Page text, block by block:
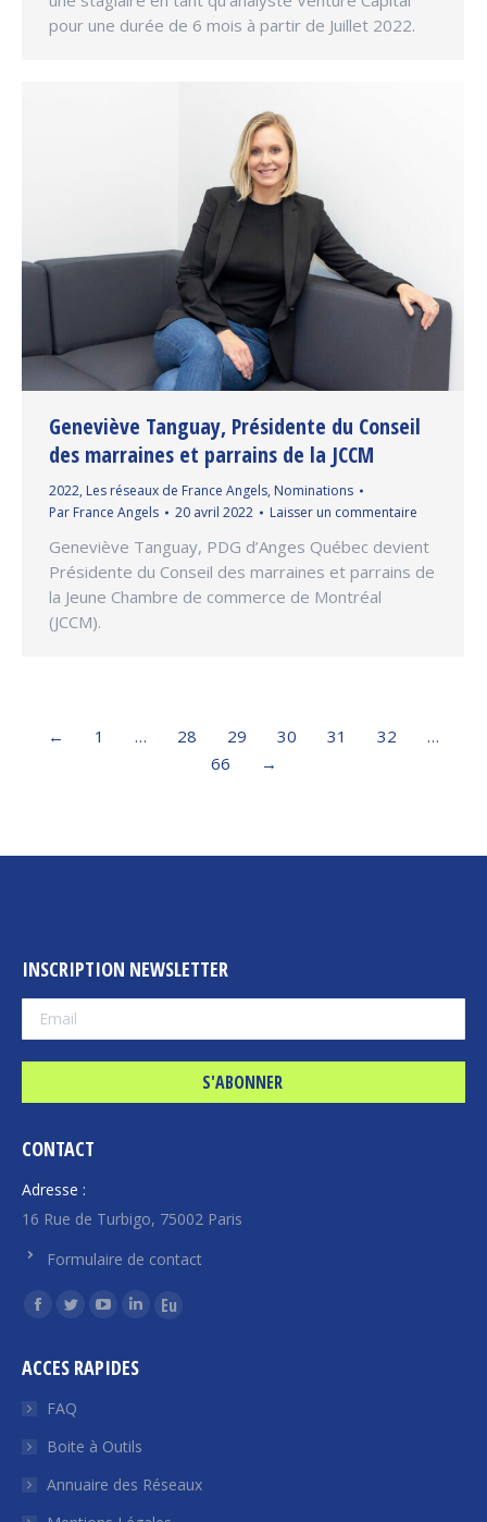
pour une durée de 6 mois à partir de Juillet 2022.
Geneviève Tanguay, Présidente du Conseil
des marraines et parrains de la JCCM
2022, Les réseaux de France Angels, Nominations
Par France Angels 20 avril 2022 Laisser un commentaire
Geneviève Tanguay, PDG d’Anges Québec devient
Présidente du Conseil des marraines et parrains de
la Jeune Chambre de commerce de Montréal
(JCCM).
← 1 … 28 29 30 31 32
…
66
→
INSCRIPTION NEWSLETTER
CONTACT
Adresse :
16 Rue de Turbigo, 75002 Paris
Formulaire de contact
Trouvez nous sur :
La
Facebook
s'ouvre
une
nouvelle
fenêtre
La
Twitter
s'ouvre
une
nouvelle
fenêtre
La
YouTube
une
nouvelle
fenêtre
La
LinkedIn
une
nouvelle
fenêtre
La
nouvelle
fenêtre
ACCES RAPIDES
FAQ
Boite à Outils
Annuaire des Réseaux